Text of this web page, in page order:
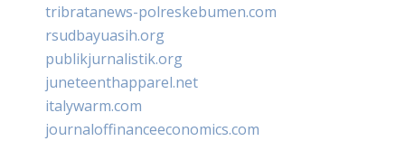
tribratanews-polreskebumen.com
rsudbayuasih.org
publikjurnalistik.org
juneteenthapparel.net
italywarm.com
journaloffinanceeconomics.com